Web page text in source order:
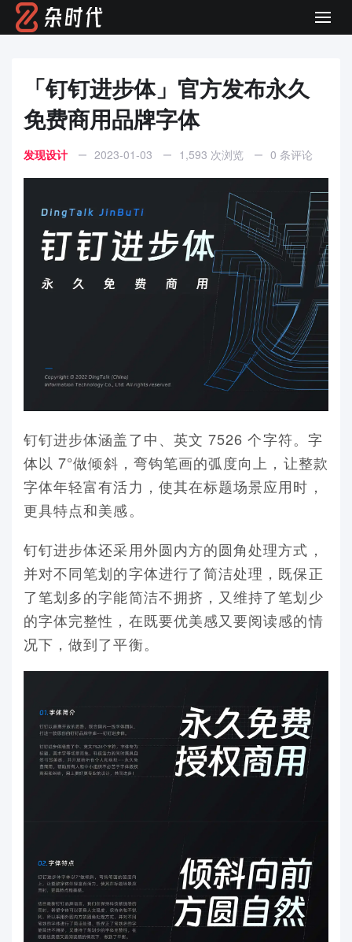
Menu
「钉钉进步体」官方发布永久
免费商用品牌字体
发现设计 2023-01-03 1,593 次浏览 0 条评论
钉钉进步体涵盖了中、英文 7526 个字符。字
体以 7°做倾斜，弯钩笔画的弧度向上，让整款
字体年轻富有活力，使其在标题场景应用时，
更具特点和美感。​
钉钉进步体还采用外圆内方的圆角处理方式，
并对不同笔划的字体进行了简洁处理，既保正
了笔划多的字能简洁不拥挤，又维持了笔划少
的字体完整性，在既要优美感又要阅读感的情
况下，做到了平衡。